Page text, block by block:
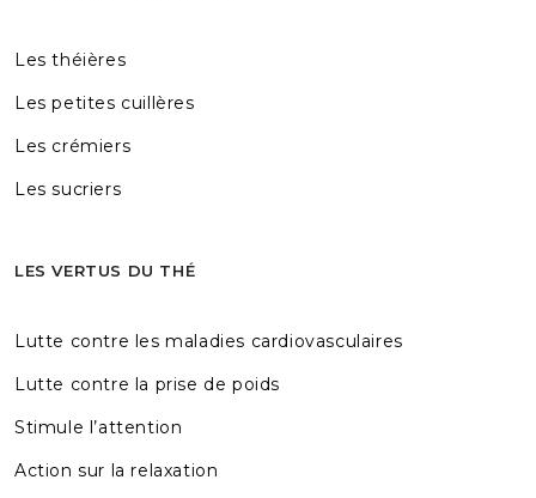
Les théières
Les petites cuillères
Les crémiers
Les sucriers
LES VERTUS DU THÉ
Lutte contre les maladies cardiovasculaires
Lutte contre la prise de poids
Stimule l’attention
Action sur la relaxation